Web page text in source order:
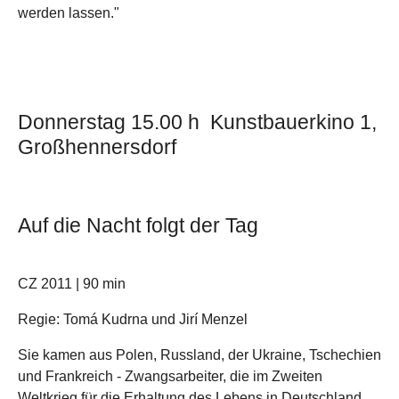
werden lassen."
Donnerstag 15.00 h Kunstbauerkino 1,
Großhennersdorf
Auf die Nacht folgt der Tag
CZ 2011 | 90 min
Regie: Tomá Kudrna und Jirí­ Menzel
Sie kamen aus Polen, Russland, der Ukraine, Tschechien
und Frankreich - Zwangsarbeiter, die im Zweiten